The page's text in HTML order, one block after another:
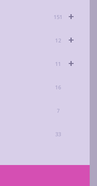
+
151
+
12
+
11
16
7
33